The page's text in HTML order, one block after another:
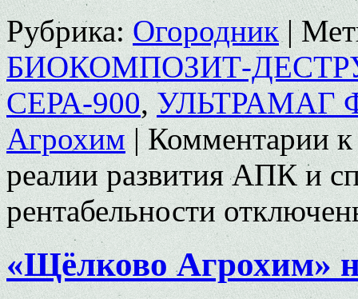
Рубрика: Огородник |
БИОКОМПОЗИТ-
СЕРА-900,УЛЬТРАМАГ
Агрохим | Комментариик
реалии развития АПК и
рентабельности
«Щёлково Агрохим»